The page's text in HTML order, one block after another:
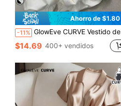
Ahorro de $1.80
-11% GlowEve CURVE Vestido de fiesta de cóctel elegante con falda de manga abullonada y bajo con volantes, en talla grande, de patchwork en blanco y negro de seda de leche
$14.69 400+ vendidos